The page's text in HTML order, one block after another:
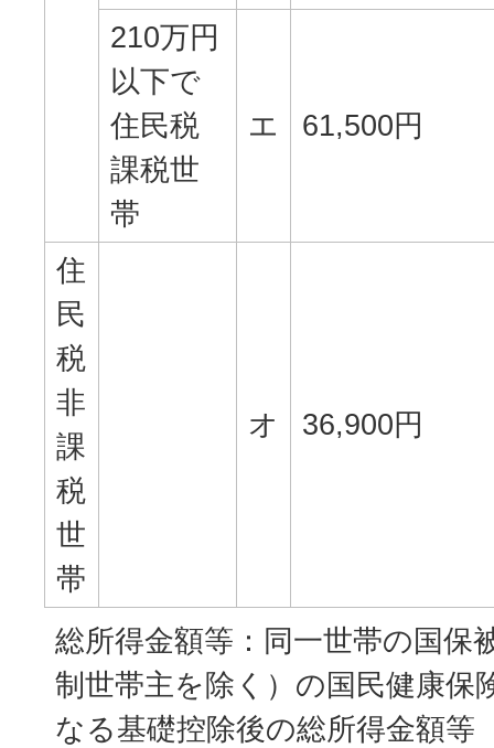
210万円
以下で
住民税
課税世
帯
エ 61,500円
住
民
税
非
課
税
世
帯
オ 36,900円
総所得金額等：同一世帯の国保
制世帯主を除く）の国民健康保
なる基礎控除後の総所得金額等